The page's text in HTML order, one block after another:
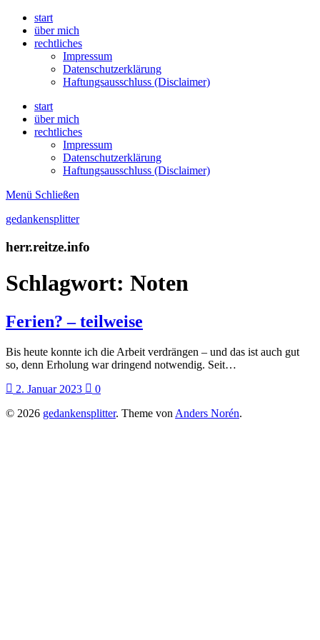
start
über mich
rechtliches
Impressum
Datenschutzerklärung
Haftungsausschluss (Disclaimer)
start
über mich
rechtliches
Impressum
Datenschutzerklärung
Haftungsausschluss (Disclaimer)
Menü Schließen
gedankensplitter
herr.reitze.info
Schlagwort: Noten
Ferien? – teilweise
Bis heute konnte ich die Arbeit verdrängen – und das ist auch gut
so, denn Erholung war dringend notwendig. Seit…
2. Januar 2023
0
© 2026 gedankensplitter. Theme von Anders Norén.